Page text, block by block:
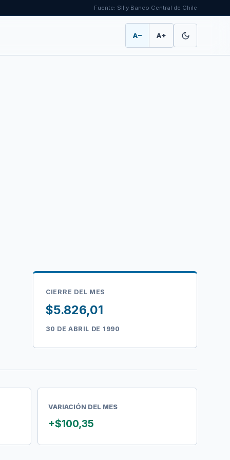
Fuente: SII y Banco Central de Chile
A− A+
CIERRE DEL MES
$5.826,01
30 DE ABRIL DE 1990
VARIACIÓN DEL MES
+$100,35